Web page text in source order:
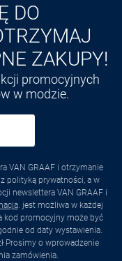
DO
ZAKUPY!
promocyjnych
w modzie.
VAN GRAAF i otrzymanie
polityką prywatności, a w
newslettera VAN GRAAF i
. jest możliwa w każdej
kod promocyjny może być
od daty wystawienia.
Prosimy o wprowadzenie
zamówienia.